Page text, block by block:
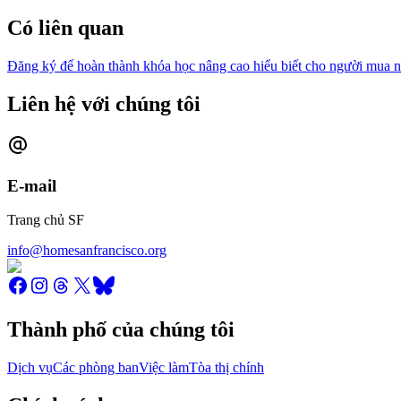
Có liên quan
Đăng ký để hoàn thành khóa học nâng cao hiểu biết cho người mua
Liên hệ với chúng tôi
E-mail
Trang chủ SF
info@homesanfrancisco.org
Thành phố của chúng tôi
Dịch vụCác phòng banViệc làmTòa thị chính